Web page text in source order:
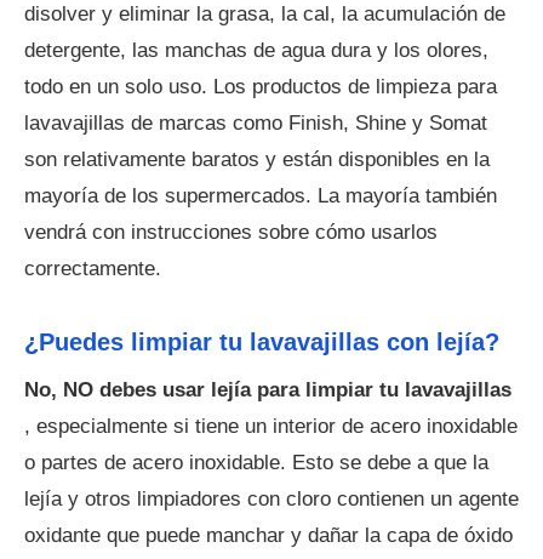
disolver y eliminar la grasa, la cal, la acumulación de
detergente, las manchas de agua dura y los olores,
todo en un solo uso. Los productos de limpieza para
lavavajillas de marcas como Finish, Shine y Somat
son relativamente baratos y están disponibles en la
mayoría de los supermercados. La mayoría también
vendrá con instrucciones sobre cómo usarlos
correctamente.
¿Puedes limpiar tu lavavajillas con lejía?
No, NO debes usar lejía para limpiar tu lavavajillas
, especialmente si tiene un interior de acero inoxidable
o partes de acero inoxidable. Esto se debe a que la
lejía y otros limpiadores con cloro contienen un agente
oxidante que puede manchar y dañar la capa de óxido